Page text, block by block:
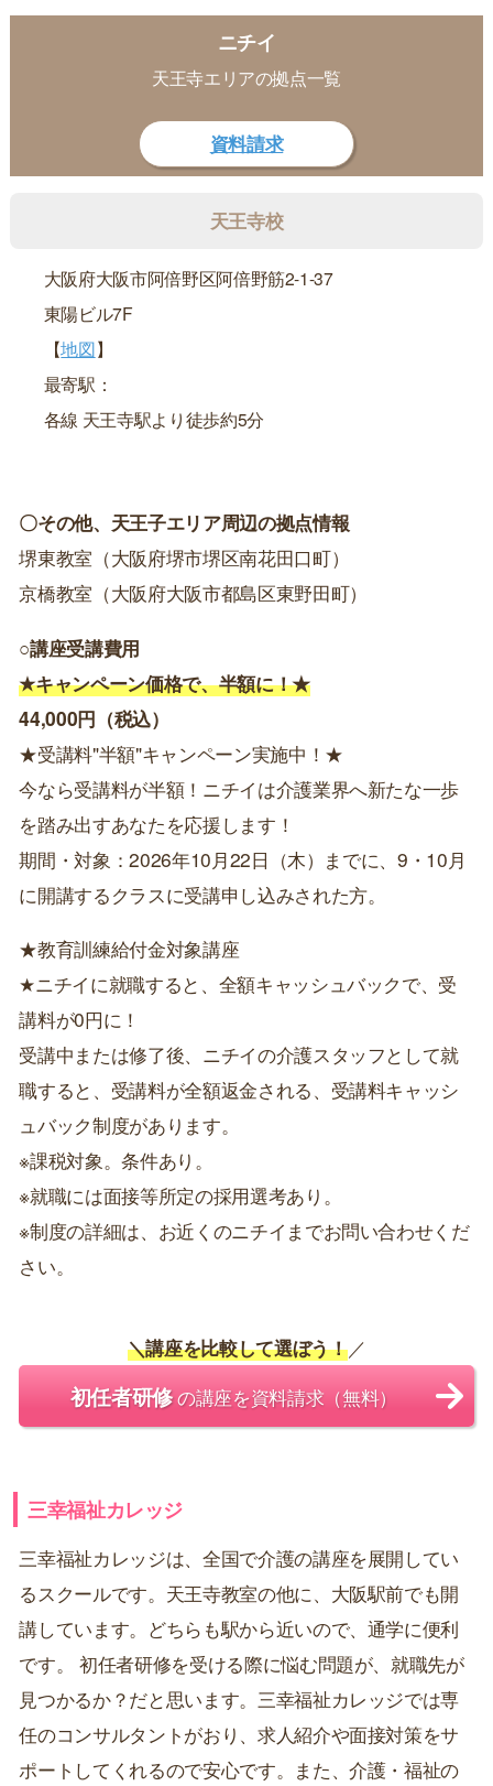
ニチイ
天王寺エリアの拠点一覧
資料請求
天王寺校
大阪府大阪市阿倍野区阿倍野筋2-1-37
東陽ビル7F
【地図】
最寄駅：
各線 天王寺駅より徒歩約5分
〇その他、天王子エリア周辺の拠点情報
堺東教室（大阪府堺市堺区南花田口町）
京橋教室（大阪府大阪市都島区東野田町）
○講座受講費用
★キャンペーン価格で、半額に！★
44,000円（税込）
★受講料"半額"キャンペーン実施中！★
今なら受講料が半額！ニチイは介護業界へ新たな一歩
を踏み出すあなたを応援します！
期間・対象：2026年10月22日（木）までに、9・10月
に開講するクラスに受講申し込みされた方。
★教育訓練給付金対象講座
★ニチイに就職すると、全額キャッシュバックで、受
講料が0円に！
受講中または修了後、ニチイの介護スタッフとして就
職すると、受講料が全額返金される、受講料キャッシ
ュバック制度があります。
※課税対象。条件あり。
※就職には面接等所定の採用選考あり。
※制度の詳細は、お近くのニチイまでお問い合わせくだ
さい。
＼講座を比較して選ぼう！／
初任者研修の講座を資料請求（無料）
三幸福祉カレッジ
三幸福祉カレッジは、全国で介護の講座を展開してい
るスクールです。天王寺教室の他に、大阪駅前でも開
講しています。どちらも駅から近いので、通学に便利
です。 初任者研修を受ける際に悩む問題が、就職先が
見つかるか？だと思います。三幸福祉カレッジでは専
任のコンサルタントがおり、求人紹介や面接対策をサ
ポートしてくれるので安心です。また、介護・福祉の